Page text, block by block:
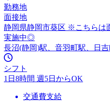
勤務地
面接地
静岡県静岡市葵区 ※こちらは
実施中◎
長沼(静岡)駅、音羽町駅、日
シフト
1日8時間 週5日からOK
交通費支給